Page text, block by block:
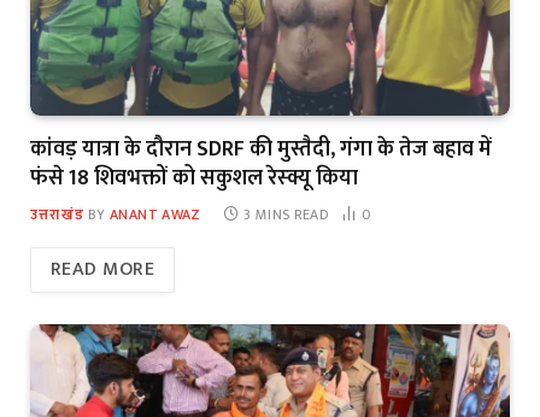
कांवड़ यात्रा के दौरान SDRF की मुस्तैदी, गंगा के तेज बहाव में
फंसे 18 शिवभक्तों को सकुशल रेस्क्यू किया
उत्तराखंड BY ANANT AWAZ 3 MINS READ 0
READ MORE